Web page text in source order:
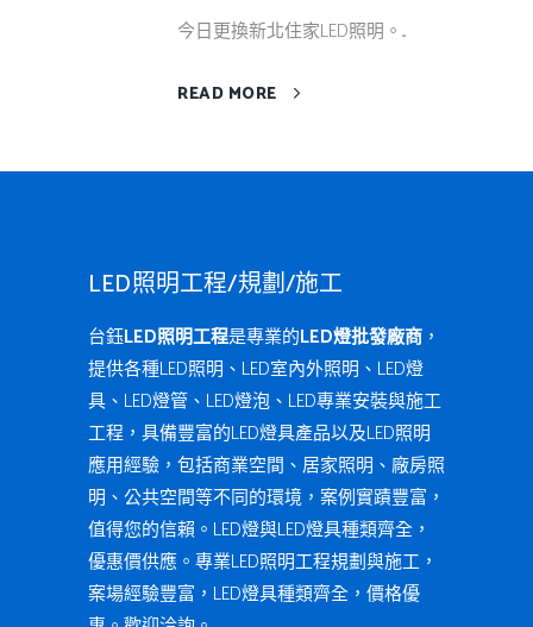
今日更換新北住家LED照明。...
READ MORE
LED照明工程/規劃/施工
台鈺LED照明工程是專業的LED燈批發廠商 ，
提供各種LED照明、LED室內外照明、LED燈
具、LED燈管、LED燈泡、LED專業安裝與施工
工程，具備豐富的LED燈具產品以及LED照明
應用經驗，包括商業空間、居家照明、廠房照
明、公共空間等不同的環境，案例實蹟豐富，
值得您的信賴。LED燈與LED燈具種類齊全，
優惠價供應。專業LED照明工程規劃與施工，
案場經驗豐富，LED燈具種類齊全，價格優